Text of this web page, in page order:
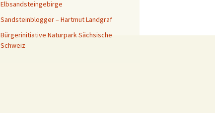
Elbsandsteingebirge
Sandsteinblogger – Hartmut Landgraf
Bürgerinitiative Naturpark Sächsische
Schweiz